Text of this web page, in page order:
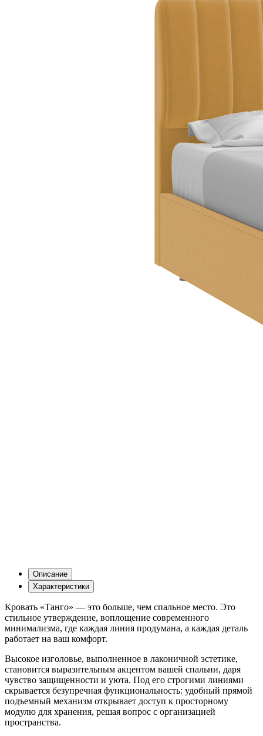
Описание
Характеристики
Кровать «Танго» — это больше, чем спальное место. Это
стильное утверждение, воплощение современного
минимализма, где каждая линия продумана, а каждая деталь
работает на ваш комфорт.
Высокое изголовье, выполненное в лаконичной эстетике,
становится выразительным акцентом вашей спальни, даря
чувство защищенности и уюта. Под его строгими линиями
скрывается безупречная функциональность: удобный прямой
подъемный механизм открывает доступ к просторному
модулю для хранения, решая вопрос с организацией
пространства.